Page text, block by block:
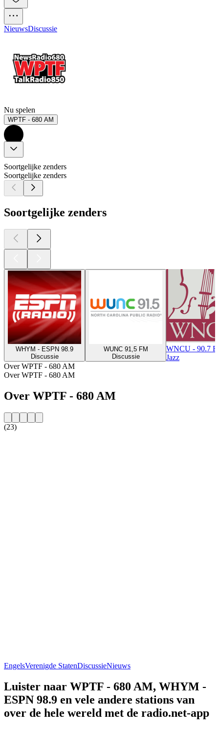
NieuwsDiscussie
Nu spelen
WPTF - 680 AM
Soortgelijke zenders
Soortgelijke zenders
Soortgelijke zenders
WHYM - ESPN 98.9
Discussie
WUNC 91,5 FM
Discussie
WNCU - 90.7
Jazz
Over WPTF - 680 AM
Over WPTF - 680 AM
Over WPTF - 680 AM
(23)
EngelsVerenigde StatenDiscussieNieuws
Luister naar WPTF - 680 AM, WHYM -
ESPN 98.9 en vele andere stations van
over de hele wereld met de radio.net-app